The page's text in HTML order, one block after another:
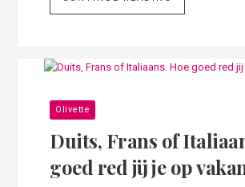
Olivette
Duits, Frans of
goed red jij je op